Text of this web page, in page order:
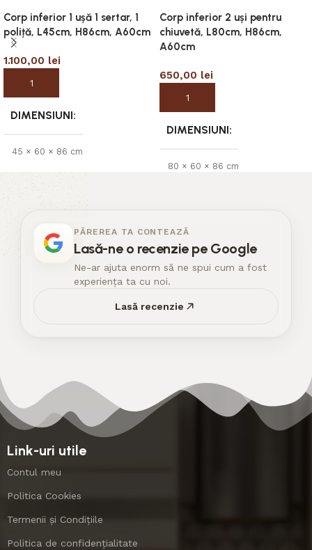
Corp inferior 1 ușă 1 sertar, 1
poliță, L45cm, H86cm, A60cm
1.100,00 lei
Adaugă în coș
DIMENSIUNI
45 × 60 × 86 cm
Corp inferior 2 uși pentru
chiuvetă, L80cm, H86cm,
A60cm
650,00 lei
Adaugă în coș
DIMENSIUNI
80 × 60 × 86 cm
PĂREREA TA CONTEAZĂ
Lasă-ne o recenzie pe Google
Ne-ar ajuta enorm să ne spui cum a fost
experiența ta cu noi.
Lasă recenzie
Link-uri utile
Contul meu
Politica Cookies
Termenii și Condițiile
Politica de confidențialitate